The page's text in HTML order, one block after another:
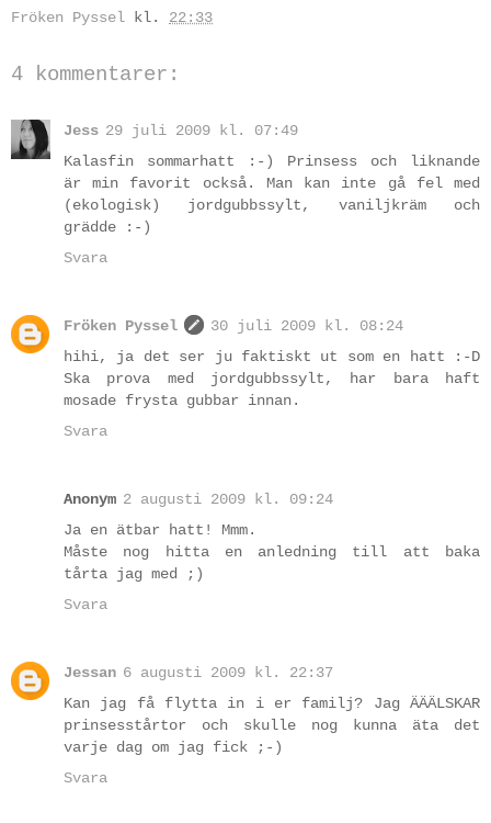
Fröken Pyssel kl. 22:33
4 kommentarer:
Jess 29 juli 2009 kl. 07:49
Kalasfin sommarhatt :-) Prinsess och liknande
är min favorit också. Man kan inte gå fel med
(ekologisk) jordgubbssylt, vaniljkräm och
grädde :-)
Svara
Fröken Pyssel
30 juli 2009 kl. 08:24
hihi, ja det ser ju faktiskt ut som en hatt :-D
Ska prova med jordgubbssylt, har bara haft
mosade frysta gubbar innan.
Svara
Anonym 2 augusti 2009 kl. 09:24
Ja en ätbar hatt! Mmm.
Måste nog hitta en anledning till att baka
tårta jag med ;)
Svara
Jessan 6 augusti 2009 kl. 22:37
Kan jag få flytta in i er familj? Jag ÄÄÄLSKAR
prinsesstårtor och skulle nog kunna äta det
varje dag om jag fick ;-)
Svara